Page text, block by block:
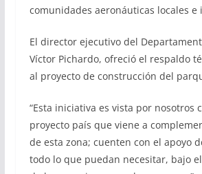
comunidades aeronáuticas locales e
El director ejecutivo del
Víctor Pichardo, ofreció el respaldo
al proyecto de construcción del
“Esta iniciativa es vista por nosotros
proyecto país que viene a
de esta zona; cuenten con el apoyo
todo lo que puedan necesitar, bajo